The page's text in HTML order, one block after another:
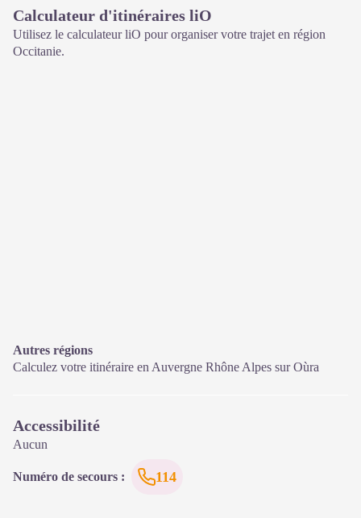
Calculateur d'itinéraires liO
Utilisez le calculateur liO pour organiser votre trajet en région
Occitanie.
Autres régions
Calculez votre itinéraire en Auvergne Rhône Alpes surOùra
Accessibilité
Aucun
Numéro de secours : 114